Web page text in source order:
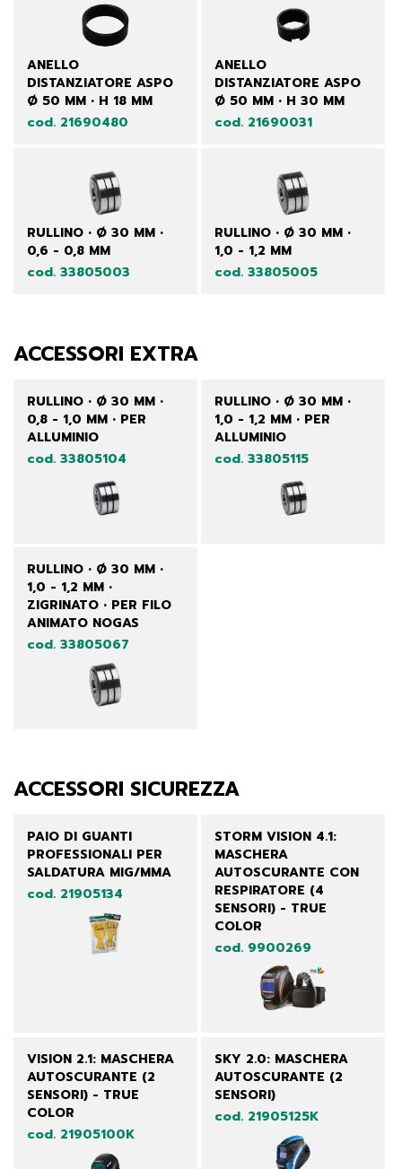
ANELLO
DISTANZIATORE ASPO
Ø 50 MM • H 18 MM
cod. 21690480
ANELLO
DISTANZIATORE ASPO
Ø 50 MM • H 30 MM
cod. 21690031
RULLINO • Ø 30 MM •
0,6 - 0,8 MM
cod. 33805003
RULLINO • Ø 30 MM •
1,0 - 1,2 MM
cod. 33805005
ACCESSORI EXTRA
RULLINO • Ø 30 MM •
0,8 - 1,0 MM • PER
ALLUMINIO
cod. 33805104
RULLINO • Ø 30 MM •
1,0 - 1,2 MM • PER
ALLUMINIO
cod. 33805115
RULLINO • Ø 30 MM •
1,0 - 1,2 MM •
ZIGRINATO • PER FILO
ANIMATO NOGAS
cod. 33805067
ACCESSORI SICUREZZA
PAIO DI GUANTI
PROFESSIONALI PER
SALDATURA MIG/MMA
cod. 21905134
STORM VISION 4.1:
MASCHERA
AUTOSCURANTE CON
RESPIRATORE (4
SENSORI) - TRUE
COLOR
cod. 9900269
VISION 2.1: MASCHERA
AUTOSCURANTE (2
SENSORI) - TRUE
COLOR
cod. 21905100K
SKY 2.0: MASCHERA
AUTOSCURANTE (2
SENSORI)
cod. 21905125K